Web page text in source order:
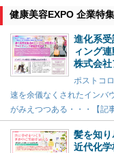
健康美容EXPO 企業特集
進化系
ィング連
株式会
ポストコ
速を余儀なくされたインバ
がみえつつある・・・【記
髪を知
近代化